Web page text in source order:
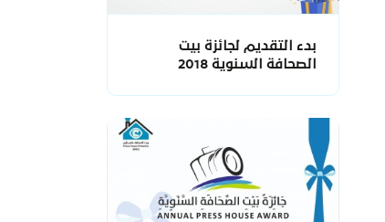
بدء التقديم لجائزة بيت
الصحافة السنوية 2018